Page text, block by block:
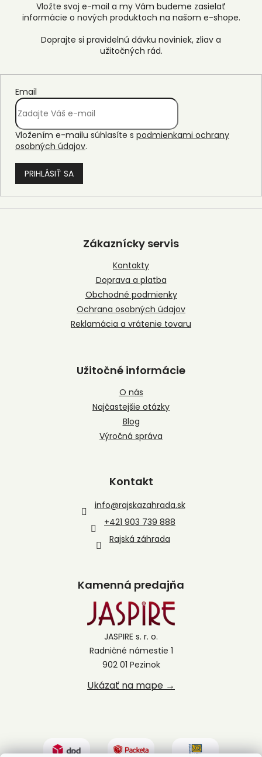
Vložte svoj e-mail a my Vám budeme zasielať
informácie o nových produktoch na našom e-shope.
Email
Vložením e-mailu súhlasíte s podmienkami ochrany
osobných údajov.
PRIHLÁSIŤ SA
Z
Zákaznícky servis
Kontakty
Doprava a platba
Obchodné podmienky
Ochrana osobných údajov
Reklamácia a vrátenie tovaru
Užitočné informácie
O nás
Najčastejšie otázky
Blog
Výročná správa
Kontakt
info@rajskazahrada.sk
+421 903 739 888
Rajská záhrada
Kamenná predajňa
JASPIRE s. r. o.
Radničné námestie 1
902 01 Pezinok
Ukázať na mape →